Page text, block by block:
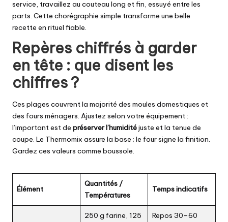
service, travaillez au couteau long et fin, essuyé entre les
parts. Cette chorégraphie simple transforme une belle
recette en rituel fiable.
Repères chiffrés à garder
en tête : que disent les
chiffres ?
Ces plages couvrent la majorité des moules domestiques et
des fours ménagers. Ajustez selon votre équipement :
l’important est de préserver l’humiditéjuste et la tenue de
coupe. Le Thermomix assure la base ; le four signe la finition.
Gardez ces valeurs comme boussole.
Élément
Quantités /
Températures
Temps indicatifs
250 g farine, 125
Repos 30–60